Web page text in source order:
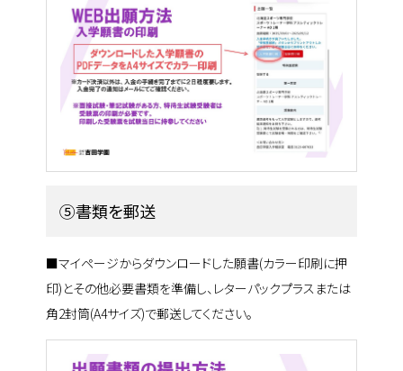
⑤書類を郵送
■マイページからダウンロードした願書(カラー印刷に押
印)とその他必要書類を準備し、レターパックプラスまたは
角2封筒(A4サイズ)で郵送してください。